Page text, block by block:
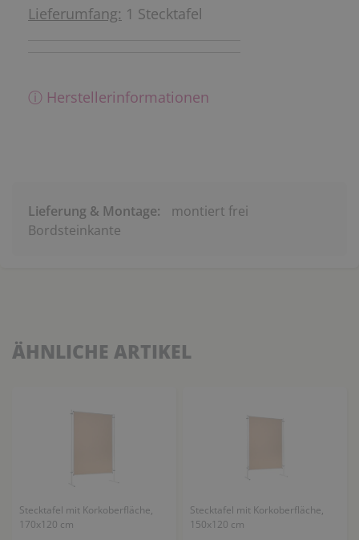
Lieferumfang: 1 Stecktafel
ⓘ Herstellerinformationen
Lieferung & Montage:
montiert frei
Bordsteinkante
ÄHNLICHE ARTIKEL
Stecktafel mit Korkoberfläche,
170x120 cm
Stecktafel mit Korkoberfläche,
150x120 cm